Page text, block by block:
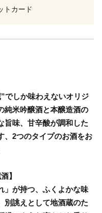
トカード
でしか味わえないオリジ
純米吟醸酒と本醸造酒の
旨味、甘辛酸が調和した
、2つのタイプのお酒をお
】
」が持つ、ふくよかな味
別誂えとして地酒蔵のた